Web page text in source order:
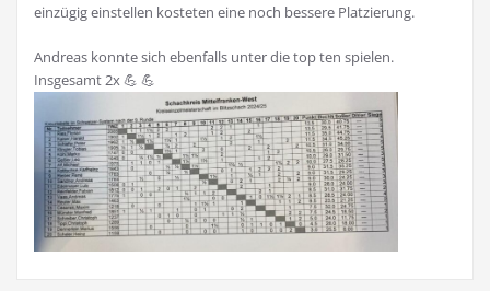
einzügig einstellen kosteten eine noch bessere Platzierung.
Andreas konnte sich ebenfalls unter die top ten spielen.
Insgesamt 2x 💪 💪